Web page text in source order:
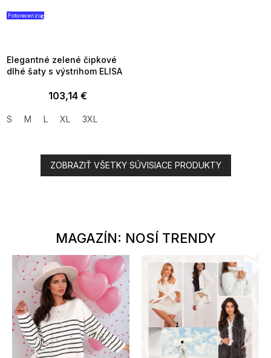
FotorecenziaSUMMER SALE -35% ?
Elegantné zelené čipkové
dlhé šaty s výstrihom ELISA
103,14 €
S M L XL 3XL
ZOBRAZIŤ VŠETKY SÚVISIACE PRODUKTY
MAGAZÍN: NOSÍ TRENDY